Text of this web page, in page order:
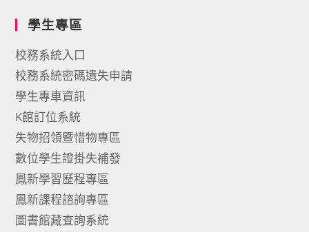
學生專區
校務系統入口
校務系統密碼遺失申請
學生專車資訊
K館訂位系統
失物招領暨惜物專區
數位學生證掛失補發
鳳新學習歷程專區
鳳新課程諮詢專區
圖書館藏查詢系統